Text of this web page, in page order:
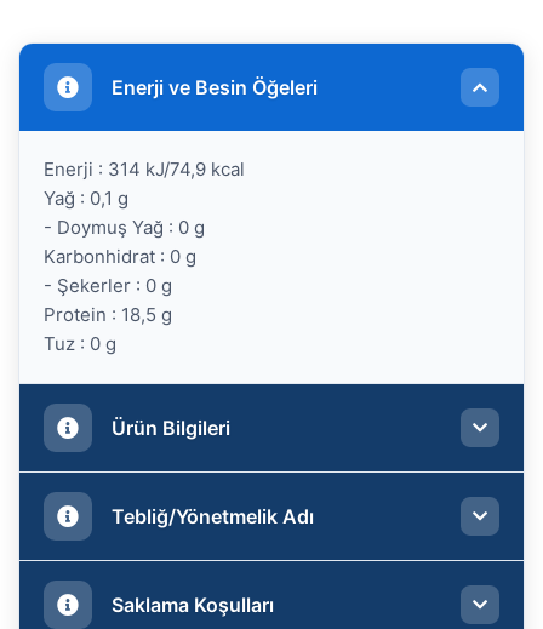
Enerji ve Besin Öğeleri
Enerji : 314 kJ/74,9 kcal
Yağ : 0,1 g
- Doymuş Yağ : 0 g
Karbonhidrat : 0 g
- Şekerler : 0 g
Protein : 18,5 g
Tuz : 0 g
Ürün Bilgileri
Menşei : Hindistan
Brüt Miktarı : 320 g
Net Miktarı : 250 g
Saklama Koşulları : -18°C
Tebliğ/Yönetmelik Adı
Türk Gıda Kodeksi Hızlı Dondurulmuş Gıdalar
Saklama Koşulları